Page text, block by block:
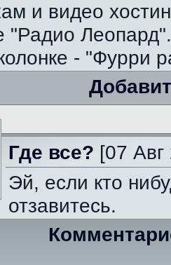
и видео
"Радио
- "Фурри
Где все? [07
Эй, если кто
отзавитесь.